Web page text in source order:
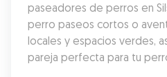
paseadores de perros en
perro paseos cortos o
locales y espacios verdes,
pareja perfecta para tu